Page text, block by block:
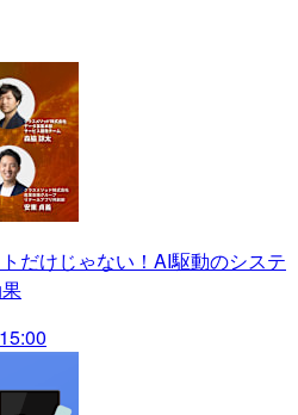
だけじゃない！AI駆動のシステ